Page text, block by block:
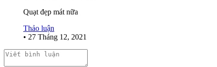
PHỤ KIỆN CAO CẤP
Quạt đẹp mát nữa
Thảo luận
• 27 Tháng 12, 2021